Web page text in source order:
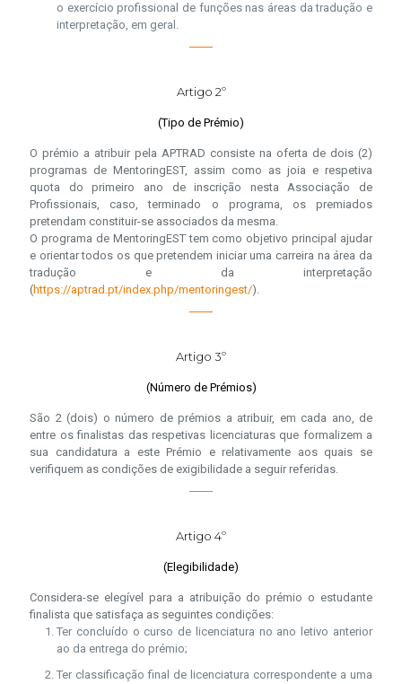
o exercício profissional de funções nas áreas da tradução e
interpretação, em geral.
Artigo 2º
(Tipo de Prémio)
O prémio a atribuir pela APTRAD consiste na oferta de dois (2)
programas de MentoringEST, assim como as joia e respetiva
quota do primeiro ano de inscrição nesta Associação de
Profissionais, caso, terminado o programa, os premiados
pretendam constituir-se associados da mesma.
O programa de MentoringEST tem como objetivo principal ajudar
e orientar todos os que pretendem iniciar uma carreira na área da
tradução e da interpretação
(https://aptrad.pt/index.php/mentoringest/).
Artigo 3º
(Número de Prémios)
São 2 (dois) o número de prémios a atribuir, em cada ano, de
entre os finalistas das respetivas licenciaturas que formalizem a
sua candidatura a este Prémio e relativamente aos quais se
verifiquem as condições de exigibilidade a seguir referidas.
Artigo 4º
(Elegibilidade)
Considera-se elegível para a atribuição do prémio o estudante
finalista que satisfaça as seguintes condições:
Ter concluído o curso de licenciatura no ano letivo anterior
ao da entrega do prémio;
Ter classificação final de licenciatura correspondente a uma